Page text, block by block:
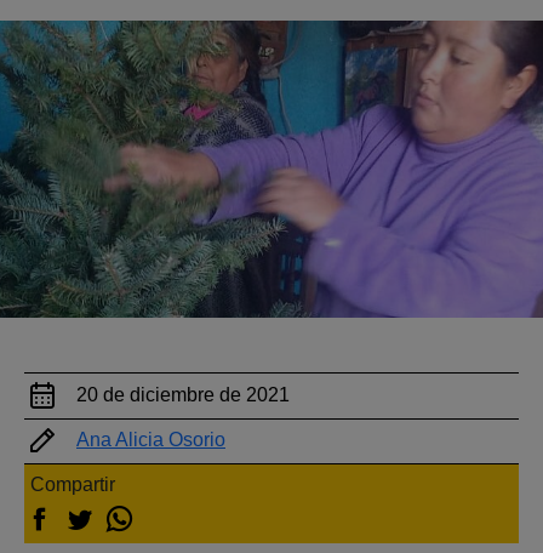
ES EN
20 de diciembre de 2021
Ana Alicia Osorio
Compartir